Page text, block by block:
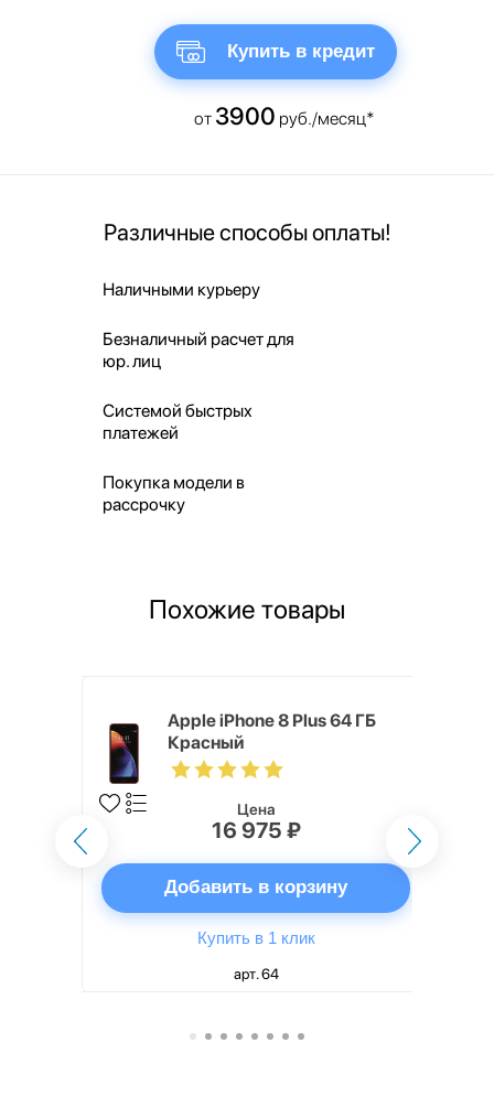
Купить в кредит
от 3900 руб./месяц*
Различные способы оплаты!
Наличными курьеру
Безналичный расчет для
юр. лиц
Системой быстрых
платежей
Покупка модели в
рассрочку
Похожие товары
Apple iPhone 8 Plus 64 ГБ
Красный
Цена
16 975 ₽
Добавить в корзину
Купить в 1 клик
арт. 64